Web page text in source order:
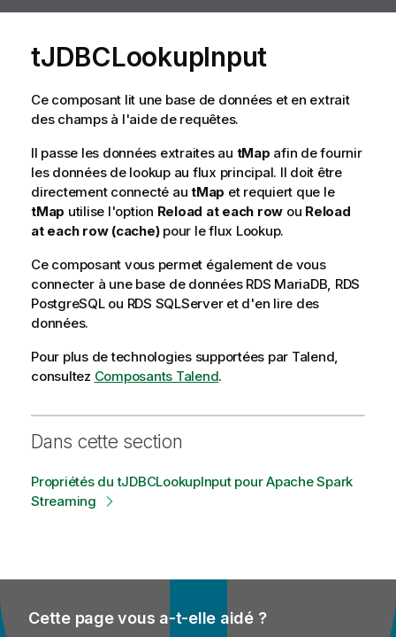
tJDBCLookupInput
Ce composant lit une base de données et en extrait
des champs à l'aide de requêtes.
Il passe les données extraites au tMap afin de fournir
les données de lookup au flux principal. Il doit être
directement connecté au tMap et requiert que le
tMap utilise l'option Reload at each row ou Reload
at each row (cache)pour le flux Lookup.
Ce composant vous permet également de vous
connecter à une base de données RDS MariaDB, RDS
PostgreSQL ou RDS SQLServer et d'en lire des
données.
Pour plus de technologies supportées par Talend,
consultez Composants Talend.
Dans cette section
Propriétés du tJDBCLookupInput pour Apache Spark
Streaming
Cette page vous a-t-elle aidé ?